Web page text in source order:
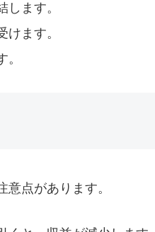
ます。
ます。
点があります。